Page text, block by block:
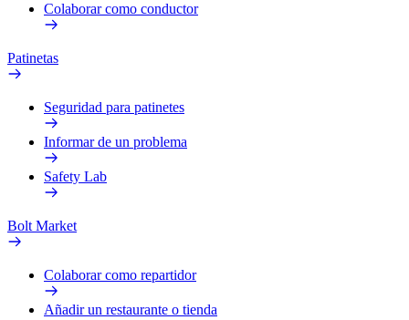
Colaborar como conductor
Patinetas
Seguridad para patinetes
Informar de un problema
Safety Lab
Bolt Market
Colaborar como repartidor
Añadir un restaurante o tienda